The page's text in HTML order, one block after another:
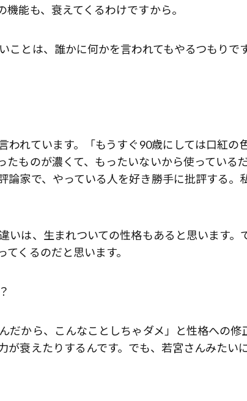
能も、衰えてくるわけですから。
とは、誰かに何かを言われてもやるつもりです
れています。「もうすぐ90歳にしては口紅の
ものが濃くて、もったいないから使っている
論家で、やっている人を好き勝手に批評する。
は、生まれついての性格もあると思います。
くるのだと思います。
から、こんなことしちゃダメ」と性格への修
衰えたりするんです。でも、若宮さんみたいに